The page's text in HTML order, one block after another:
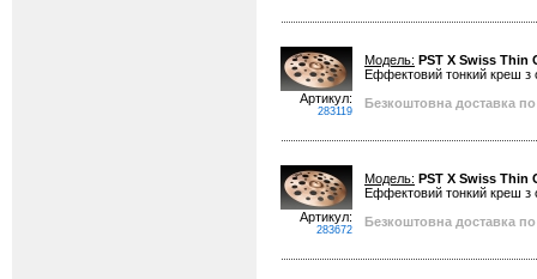
Артикул:
283119
Модель: PST X Swiss Thin
Еффектовий тонкий креш з
Безкоштовна доставка по
Артикул:
283672
Модель: PST X Swiss Thin
Еффектовий тонкий креш з
Безкоштовна доставка по